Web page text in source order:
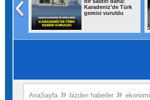
500
Karadeniz'de Türk
gemisi vuruldu
AnaSayfa » bizden haberler » ekonomi